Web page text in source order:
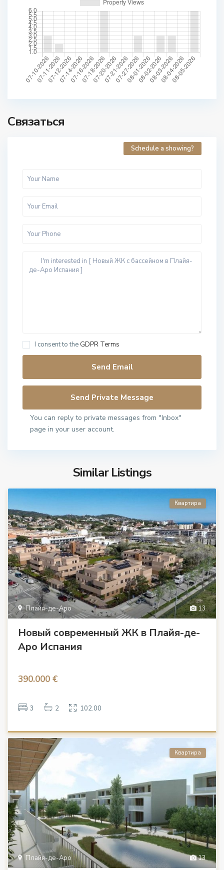
Связаться
Schedule a showing?
I consent to the GDPR Terms
You can reply to private messages from "Inbox"
page in your user account.
Similar Listings
13
Плайя-де-Аро
Квартира
Новый современный ЖК в Плайя-де-
Аро Испания
390.000 €
3 2 102.00
13
Плайя-де-Аро
Квартира